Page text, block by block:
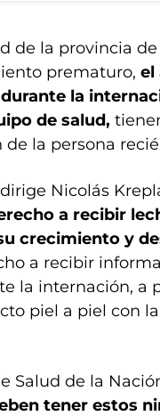
de la provincia
prematuro, el
la
de salud,
la persona
Nicolás
a recibir
crecimiento y
a recibir
la internación, a
piel a piel con
Salud de la
tener estos